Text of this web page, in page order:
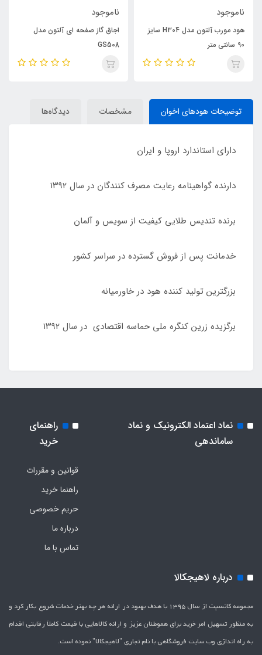
ناموجود
هود مورب آلتون مدل H304 سایز
90 سانتی متر
ناموجود
اجاق گاز صفحه ای آلتون مدل
GS508
توضیحات هودهای اخوان مشخصات دیدگاه‌ها
دارای استاندارد اروپا و ایران
دارنده گواهینامه رعایت مصرف کنندگان در سال ۱۳۹۲
برنده تندیس طلایی کیفیت از سویس و آلمان
خدمانت پس از فروش گسترده در سراسر کشور
بزرگترین تولید کننده هود در خاورمیانه
برگزیده زرین کنگره ملی حماسه اقتصادی در سال ۱۳۹۲
نماد اعتماد الکترونیک و نماد
ساماندهی
راهنمای
خرید
قوانین و مقررات
راهنما خرید
حریم خصوصی
درباره ما
تماس با ما
درباره لاهیجکالا
مجموعه کانسپت از سال 1395 با هدف بهبود در ارائه هر چه بهتر خدمات شروع بکار کرد و
به منظور تسهیل امر خرید برای هموطنان عزیز و ارائه کالاهایی با قیمت کاملاَ رقابتی اقدام
به راه اندازی وب سایت فروشگاهی با نام تجاری "لاهیج­کالا" نموده است.